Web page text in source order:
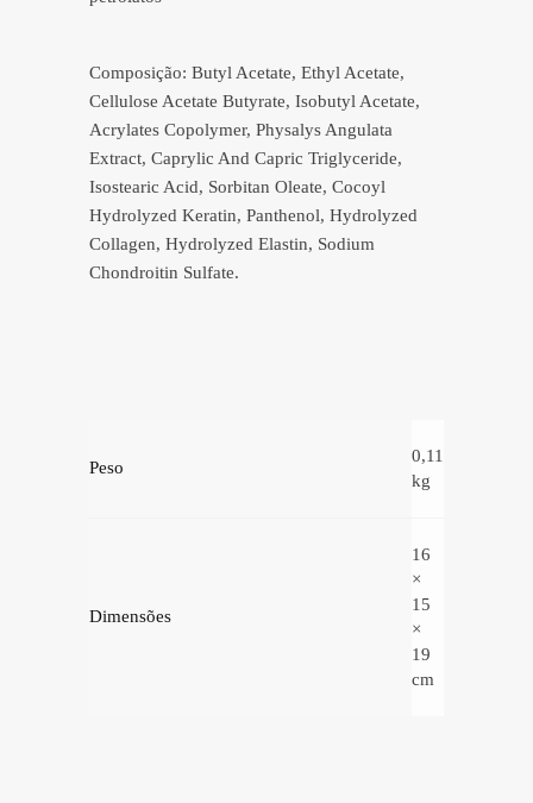
Composição: Butyl Acetate, Ethyl Acetate,
Cellulose Acetate Butyrate, Isobutyl Acetate,
Acrylates Copolymer, Physalys Angulata
Extract, Caprylic And Capric Triglyceride,
Isostearic Acid, Sorbitan Oleate, Cocoyl
Hydrolyzed Keratin, Panthenol, Hydrolyzed
Collagen, Hydrolyzed Elastin, Sodium
Chondroitin Sulfate.
Peso
0,11
kg
Dimensões
16
×
15
×
19
cm